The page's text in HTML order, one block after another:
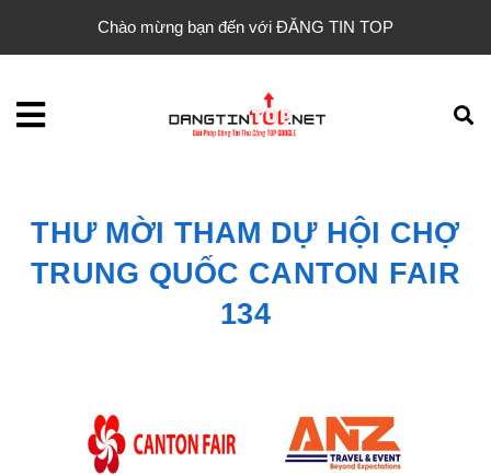
Chào mừng bạn đến với ĐĂNG TIN TOP
THƯ MỜI THAM DỰ HỘI CHỢ
TRUNG QUỐC CANTON FAIR
134